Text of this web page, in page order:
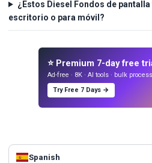
¿Estos Diesel Fondos de
escritorio o para móvil?
⭐ Premium 7-day free
Ad-free · 8K · AI tools · bulk
Try Free 7 Days →
Spanish